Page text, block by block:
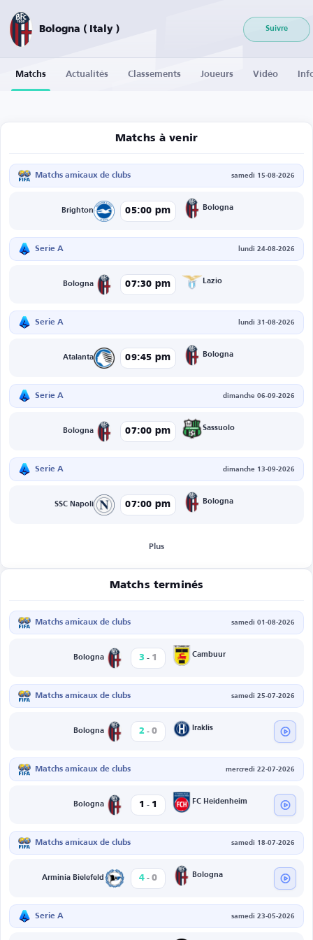
Bologna ( Italy ) Suivre
Matchs Actualités Classements Joueurs Vidéo
Matchs à venir
Matchs amicaux de clubs samedi 15-08-2026
Brighton 05:00 pm Bologna
Serie A lundi 24-08-2026
Bologna 07:30 pm Lazio
Serie A lundi 31-08-2026
Atalanta 09:45 pm Bologna
Serie A dimanche 06-09-2026
Bologna 07:00 pm Sassuolo
Serie A dimanche 13-09-2026
SSC Napoli 07:00 pm Bologna
Plus
Matchs terminés
Matchs amicaux de clubs samedi 01-08-2026
Bologna 3 - 1 Cambuur
Matchs amicaux de clubs samedi 25-07-2026
Bologna 2 - 0 Iraklis
Matchs amicaux de clubs mercredi 22-07-2026
Bologna 1 - 1 FC Heidenheim
Matchs amicaux de clubs samedi 18-07-2026
Arminia Bielefeld 4 - 0 Bologna
Serie A samedi 23-05-2026